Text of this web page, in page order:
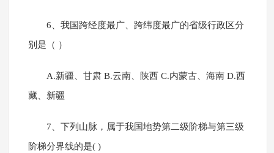
6、我国跨经度最广、跨纬度最广的省级行政区分
别是（ ）
A.新疆、甘肃 B.云南、陕西 C.内蒙古、海南 D.西
藏、新疆
7、下列山脉，属于我国地势第二级阶梯与第三级
阶梯分界线的是( )